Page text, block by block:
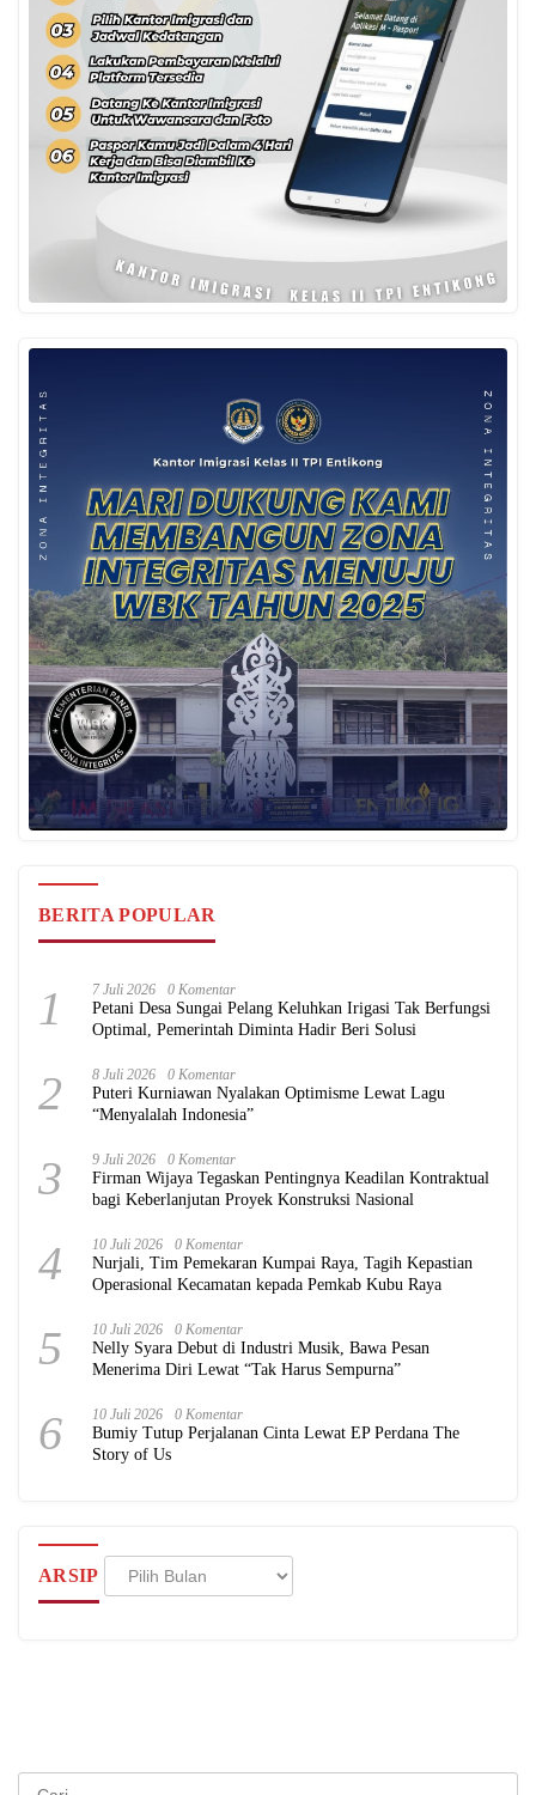
BERITA POPULAR
1 7 Juli 2026 0 Komentar
Petani Desa Sungai Pelang Keluhkan Irigasi Tak Berfungsi
Optimal, Pemerintah Diminta Hadir Beri Solusi
2 8 Juli 2026 0 Komentar
Puteri Kurniawan Nyalakan Optimisme Lewat Lagu
“Menyalalah Indonesia”
3 9 Juli 2026 0 Komentar
Firman Wijaya Tegaskan Pentingnya Keadilan Kontraktual
bagi Keberlanjutan Proyek Konstruksi Nasional
4 10 Juli 2026 0 Komentar
Nurjali, Tim Pemekaran Kumpai Raya, Tagih Kepastian
Operasional Kecamatan kepada Pemkab Kubu Raya
5 10 Juli 2026 0 Komentar
Nelly Syara Debut di Industri Musik, Bawa Pesan
Menerima Diri Lewat “Tak Harus Sempurna”
6 10 Juli 2026 0 Komentar
Bumiy Tutup Perjalanan Cinta Lewat EP Perdana The
Story of Us
ARSIP
Arsip